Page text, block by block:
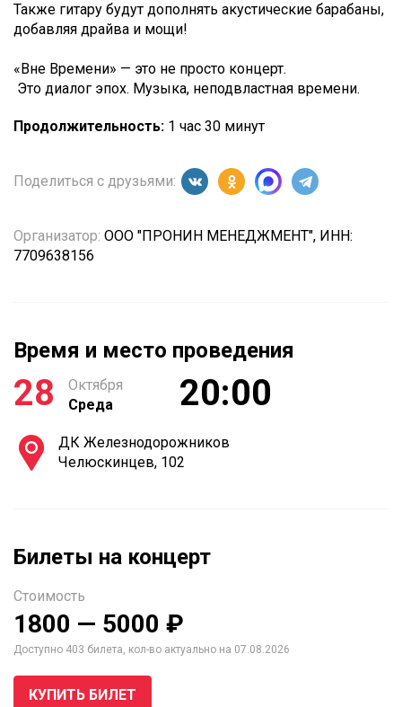
Также гитару будут дополнять акустические барабаны,
добавляя драйва и мощи!
«Вне Времени» — это не просто концерт.
Это диалог эпох. Музыка, неподвластная времени.
Продолжительность: 1 час 30 минут
Поделиться с друзьями:
Организатор: ООО "ПРОНИН МЕНЕДЖМЕНТ", ИНН:
7709638156
Время и место проведения
28
Октября
Среда
20:00
ДК Железнодорожников
Челюскинцев, 102
Билеты на концерт
Стоимость
1800 — 5000 ₽
Доступно 403 билета, кол-во актуально на 07.08.2026
КУПИТЬ БИЛЕТ